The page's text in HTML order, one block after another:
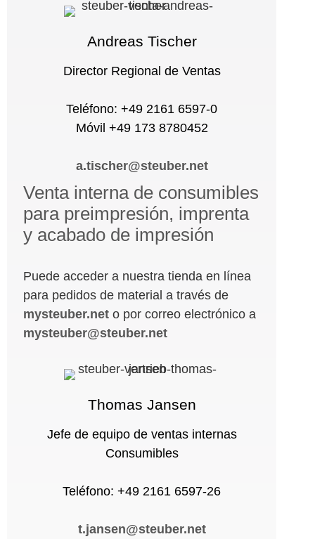
Andreas Tischer
Director Regional de Ventas
Teléfono: +49 2161 6597-0
Móvil +49 173 8780452
a.tischer@steuber.net
Venta interna de consumibles
para preimpresión, imprenta
y acabado de impresión
Puede acceder a nuestra tienda en línea
para pedidos de material a través de
mysteuber.neto por correo electrónico a
mysteuber@steuber.net
Thomas Jansen
Jefe de equipo de ventas internas
Consumibles
Teléfono: +49 2161 6597-26
t.jansen@steuber.net